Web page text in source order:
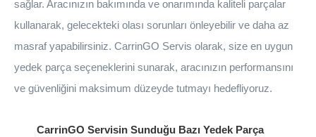
sağlar. Aracınızın bakımında ve onarımında kaliteli parçalar
kullanarak, gelecekteki olası sorunları önleyebilir ve daha az
masraf yapabilirsiniz. CarrinGO Servis olarak, size en uygun
yedek parça seçeneklerini sunarak, aracınızın performansını
ve güvenliğini maksimum düzeyde tutmayı hedefliyoruz.
CarrinGO Servisin Sunduğu Bazı Yedek Parça